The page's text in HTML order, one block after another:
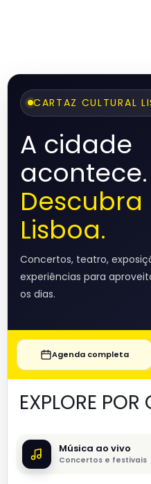
CARTAZ CULTURAL
A cidade
acontece.
Descubra
Lisboa.
Concertos, teatro,
experiências para
os dias.
Agenda completa
EXPLORE
Música ao vivo
Concertos e festivais